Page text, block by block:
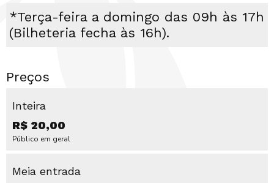
*Terça-feira a domingo das 09h às 17h
(Bilheteria fecha às 16h).
Preços
Inteira
R$ 20,00
Público em geral
Meia entrada